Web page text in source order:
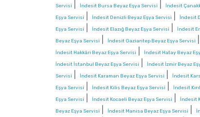
Servisi
İndesit Bursa Beyaz Eşya Servisi İndesit
Eşya Servisi
İndesit Denizli Beyaz Eşya Servisi İndesit
Eşya Servisi
İndesit Elazığ Beyaz Eşya Servisi İndesit
Beyaz Eşya Servisi
İndesit Gaziantep Beyaz Eşya Servisi
İndesit Hakkâri Beyaz Eşya Servisi İndesit Hatay Beyaz
İndesit İstanbul Beyaz Eşya Servisi İndesit İzmir Beyaz
Servisi
İndesit Karaman Beyaz Eşya Servisi İndesit
Eşya Servisi
İndesit Kilis Beyaz Eşya Servisi İndesit
Eşya Servisi
İndesit Kocaeli Beyaz Eşya Servisi İndesit
Beyaz Eşya Servisi
İndesit Manisa Beyaz Eşya Servisi